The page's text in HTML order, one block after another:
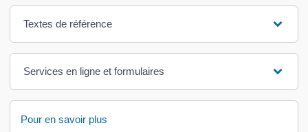
Textes de référence
Services en ligne et formulaires
Pour en savoir plus